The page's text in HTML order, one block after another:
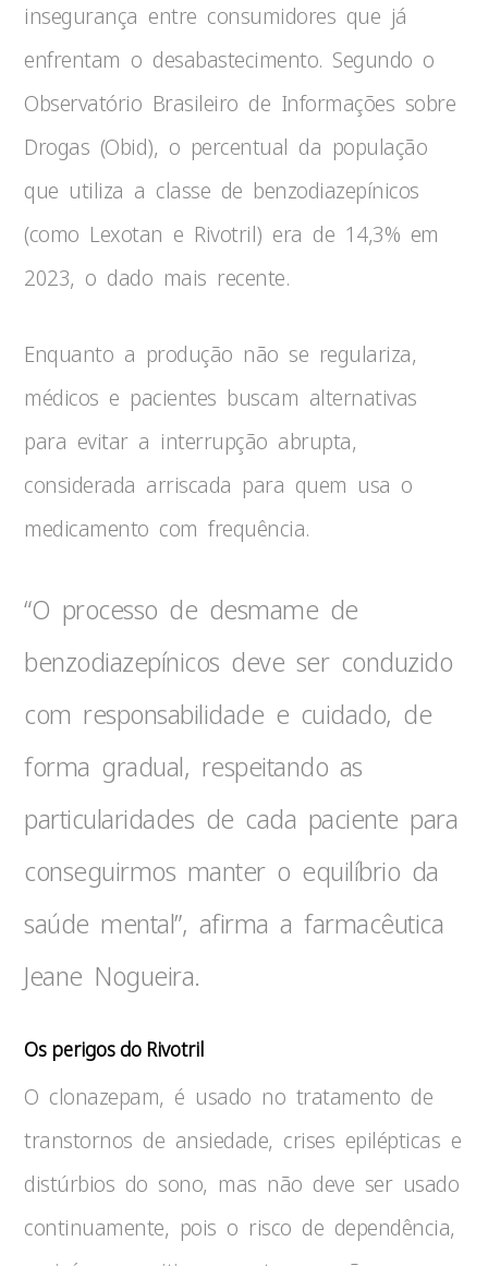
insegurança entre consumidores que já
enfrentam o desabastecimento. Segundo o
Observatório Brasileiro de Informações sobre
Drogas (Obid), o percentual da população
que utiliza a classe de benzodiazepínicos
(como Lexotan e Rivotril) era de 14,3% em
2023, o dado mais recente.
Enquanto a produção não se regulariza,
médicos e pacientes buscam alternativas
para evitar a interrupção abrupta,
considerada arriscada para quem usa o
medicamento com frequência.
“O processo de desmame de
benzodiazepínicos deve ser conduzido
com responsabilidade e cuidado, de
forma gradual, respeitando as
particularidades de cada paciente para
conseguirmos manter o equilíbrio da
saúde mental”, afirma a farmacêutica
Jeane Nogueira.
Os perigos do Rivotril
O clonazepam, é usado no tratamento de
transtornos de ansiedade, crises epilépticas e
distúrbios do sono, mas não deve ser usado
continuamente, pois o risco de dependência,